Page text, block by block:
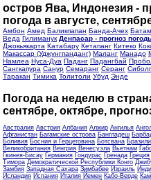
остров Ява, Индонезия -
погода в августе,
Амбон Амед Баликпапан Банда-Ачех Батам
Веда Гилиманук Денпасар - прогноз
Джокьякарта Катабару Кетапанг Китеко
Макассар (Уджунгпанданг) Маланг Манадо
Намлеа Нуса-Дуа Паданг Падангбай
Сангкапура Санур Семаранг Серанг
Таракан Тимика Толитоли Убуд Энде
Погода на неделю в
сентябре, октябре,
Австралия Австрия Албания Алжир Ангилья
Афганистан Багамские острова Бангладеш
Боливия Босния и Герцеговина Ботсвана
Великобритания Венгрия Венесуэла Вьетнам
Гвинея-Бисау Германия Гондурас Гренада Греция
Тимора Демократической Республики Конго
Замбия Западная Сахара Зимбабве Израиль
Исландия Испания Италия Йемен Кабо-Верде